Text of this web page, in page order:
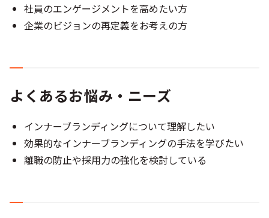
社員のエンゲージメントを高めたい方
企業のビジョンの再定義をお考えの方
よくあるお悩み・ニーズ
インナーブランディングについて理解したい
効果的なインナーブランディングの手法を学びたい
離職の防止や採用力の強化を検討している